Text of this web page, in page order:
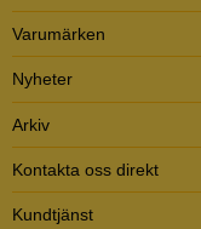
Varumärken
Nyheter
Arkiv
Kontakta oss direkt
Kundtjänst